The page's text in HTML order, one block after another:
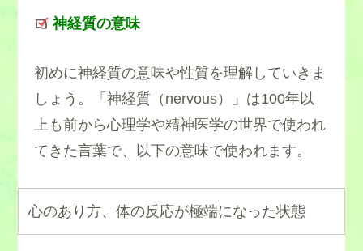
神経質の意味
初めに神経質の意味や性質を理解していきま
しょう。「神経質（ nervous）
」は100年以
上も前から心理学や精神医学の世界で使われ
てきた言葉で、以下の意味で使われます。
心のあり方、体の反応が極端になった状態